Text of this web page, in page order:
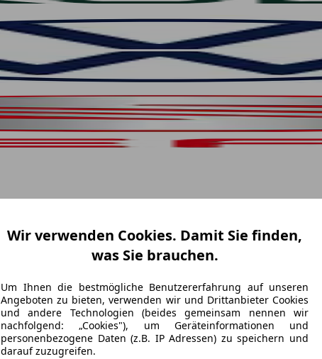
Wir verwenden Cookies. Damit Sie finden,
was Sie brauchen.
Um Ihnen die bestmögliche Benutzererfahrung auf unseren
Angeboten zu bieten, verwenden wir und Drittanbieter Cookies
und andere Technologien (beides gemeinsam nennen wir
nachfolgend: „Cookies"), um Geräteinformationen und
personenbezogene Daten (z.B. IP Adressen) zu speichern und
darauf zuzugreifen.